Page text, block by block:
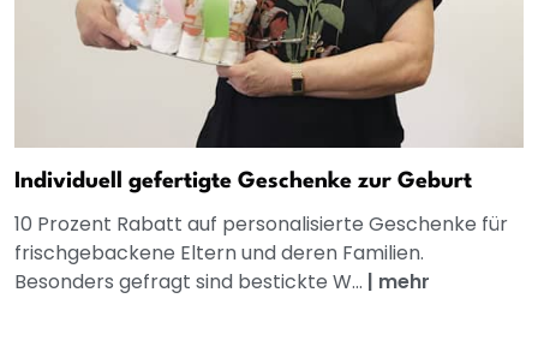
Individuell gefertigte Geschenke zur Geburt
10 Prozent Rabatt auf personalisierte Geschenke für
frischgebackene Eltern und deren Familien.
Besonders gefragt sind bestickte W... | mehr